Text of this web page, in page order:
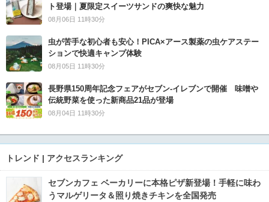
ト登場｜夏限定スイーツサンドの爽快な魅力
08月06日 11時30分
虫が苦手な初心者も安心！PICA×アース製薬の虫ケアステー
ションで快適キャンプ体験
08月05日 11時30分
長野県150周年記念フェアがセブン-イレブンで開催 味噌や
伝統野菜を使った新商品21品が登場
08月04日 11時30分
トレンド | アクセスランキング
セブンカフェ ベーカリーに本格ピザ新登場！手軽に味わ
うマルゲリータ＆照り焼きチキンを全国発売